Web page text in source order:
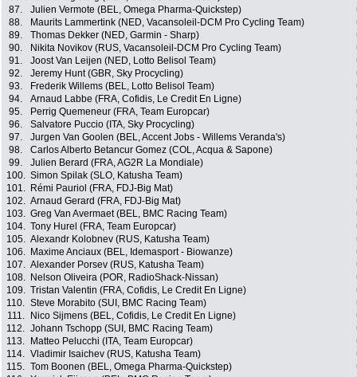
87.
Julien Vermote (BEL, Omega Pharma-Quickstep)
88.
Maurits Lammertink (NED, Vacansoleil-DCM Pro Cycling Team)
89.
Thomas Dekker (NED, Garmin - Sharp)
90.
Nikita Novikov (RUS, Vacansoleil-DCM Pro Cycling Team)
91.
Joost Van Leijen (NED, Lotto Belisol Team)
92.
Jeremy Hunt (GBR, Sky Procycling)
93.
Frederik Willems (BEL, Lotto Belisol Team)
94.
Arnaud Labbe (FRA, Cofidis, Le Credit En Ligne)
95.
Perrig Quemeneur (FRA, Team Europcar)
96.
Salvatore Puccio (ITA, Sky Procycling)
97.
Jurgen Van Goolen (BEL, Accent Jobs - Willems Veranda's)
98.
Carlos Alberto Betancur Gomez (COL, Acqua & Sapone)
99.
Julien Berard (FRA, AG2R La Mondiale)
100. Simon Spilak (SLO, Katusha Team)
101.
Rémi Pauriol (FRA, FDJ-Big Mat)
102. Arnaud Gerard (FRA, FDJ-Big Mat)
103. Greg Van Avermaet (BEL, BMC Racing Team)
104. Tony Hurel (FRA, Team Europcar)
105. Alexandr Kolobnev (RUS, Katusha Team)
106.
Maxime Anciaux (BEL, Idemasport - Biowanze)
107. Alexander Porsev (RUS, Katusha Team)
108.
Nelson Oliveira (POR, RadioShack-Nissan)
109. Tristan Valentin (FRA, Cofidis, Le Credit En Ligne)
110. Steve Morabito (SUI, BMC Racing Team)
111.
Nico Sijmens (BEL, Cofidis, Le Credit En Ligne)
112. Johann Tschopp (SUI, BMC Racing Team)
113.
Matteo Pelucchi (ITA, Team Europcar)
114. Vladimir Isaichev (RUS, Katusha Team)
115. Tom Boonen (BEL, Omega Pharma-Quickstep)